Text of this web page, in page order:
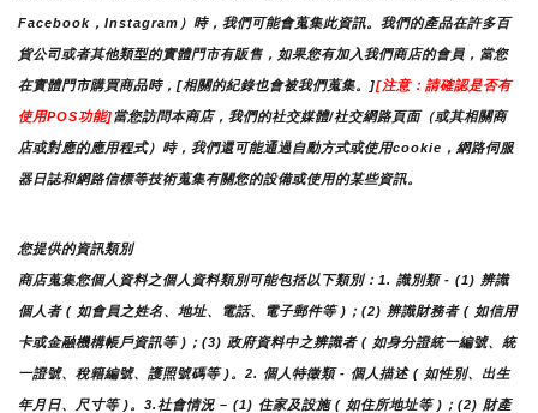
Facebook，Instagram）時，我們可能會蒐集此資訊。我們的產品在許多百
貨公司或者其他類型的實體門市有販售，如果您有加入我們商店的會員，當您
在實體門市購買商品時，[相關的紀錄也會被我們蒐集。][注意：請確認是否有
使用POS功能]當您訪問本商店，我們的社交媒體/社交網路頁面（或其相關商
店或對應的應用程式）時，我們還可能通過自動方式或使用cookie，網路伺服
器日誌和網路信標等技術蒐集有關您的設備或使用的某些資訊。
您提供的資訊類別
商店蒐集您個人資料之個人資料類別可能包括以下類別：1. 識別類 - (1) 辨識
個人者 ( 如會員之姓名、地址、電話、電子郵件等 )；(2) 辨識財務者 ( 如信用
卡或金融機構帳戶資訊等 )；(3) 政府資料中之辨識者 ( 如身分證統一編號、統
一證號、稅籍編號、護照號碼等 )。2. 個人特徵類 - 個人描述 ( 如性別、出生
年月日、尺寸等 )。3.社會情況 – (1) 住家及設施 ( 如住所地址等 )；(2) 財產